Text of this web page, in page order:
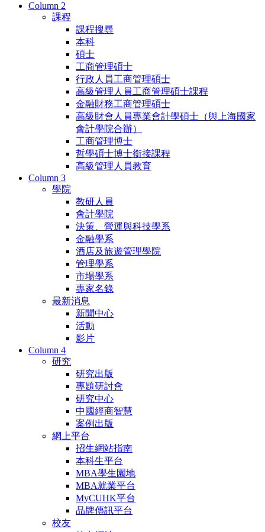
Column 2
課程
課程搜尋
本科
碩士
工商管理碩士
行政人員工商管理碩士
高級管理人員工商管理碩士課程
金融財務工商管理碩士
高級財會人員專業會計學碩士（與上海國家
會計學院合辦）
工商管理博士
哲學碩士博士銜接課程
高級管理人員教育
Column 3
學院
教研人員
會計學院
決策、營運與科技學系
金融學系
酒店及旅遊管理學院
管理學系
市場學系
專家名錄
最新消息
新聞中心
活動
影片
Column 4
研究
研究出版
專題研討會
研究中心
中國經商智慧
案例出版
網上平台
招生網站指南
本科生平台
MBA學生園地
MBA就業平台
MyCUHK平台
品牌傳訊平台
校友